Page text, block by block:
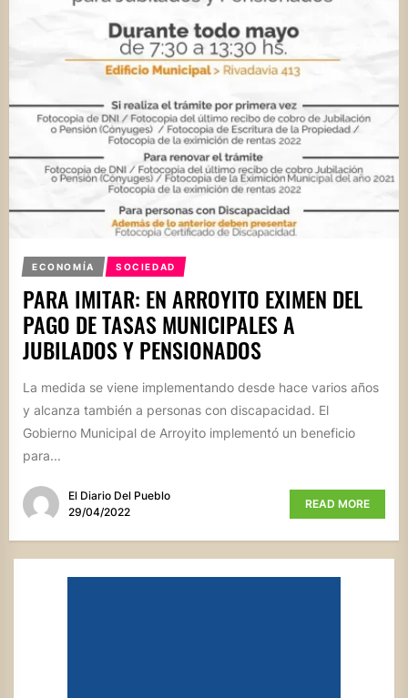
ECONOMÍA SOCIEDAD
PARA IMITAR: EN ARROYITO EXIMEN DEL
PAGO DE TASAS MUNICIPALES A
JUBILADOS Y PENSIONADOS
La medida se viene implementando desde hace varios años
y alcanza también a personas con discapacidad. El
Gobierno Municipal de Arroyito implementó un beneficio
para...
El Diario Del Pueblo
29/04/2022
READ MORE